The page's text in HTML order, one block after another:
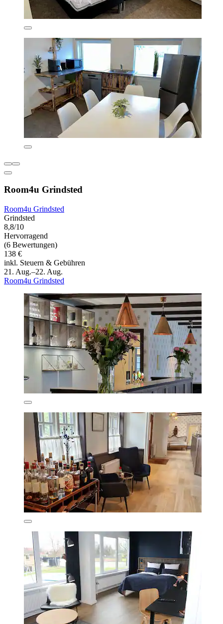
Room4u Grindsted
Room4u Grindsted
Grindsted
8,8/10
Hervorragend
(6 Bewertungen)
138 €
inkl. Steuern & Gebühren
21. Aug.–22. Aug.
Room4u Grindsted